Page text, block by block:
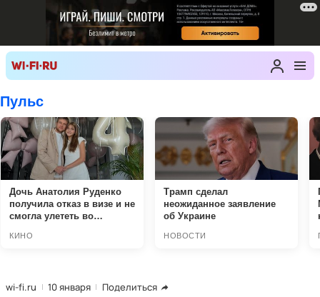
wi-fi.ru 10 января Поделиться